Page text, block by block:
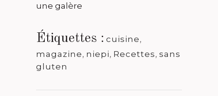
une galère
Étiquettes : cuisine,
magazine, niepi, Recettes, sans
gluten